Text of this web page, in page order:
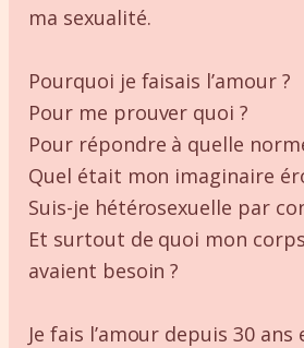
ma sexualité.
Pourquoi je faisais l’amour ?
Pour me prouver quoi ?
Pour répondre à quelle
Quel était mon imaginaire
Suis-je hétérosexuelle par
Et surtout de quoi mon
avaient besoin ?
Je fais l’amour depuis 30 ans